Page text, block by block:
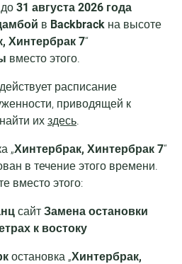
до 31 августа 2026 года
в Backbrack на высоте
Хинтербрак 7“
вместо этого.
расписание
приводящей к
их здесь.
„Хинтербрак, Хинтербрак 7“
в течение этого времени.
вместо этого:
сайт Замена остановки
к востоку
остановка „Хинтербрак,